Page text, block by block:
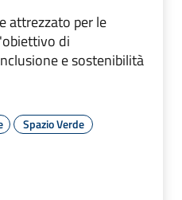
attrezzato per le
di
e sostenibilità
Spazio Verde